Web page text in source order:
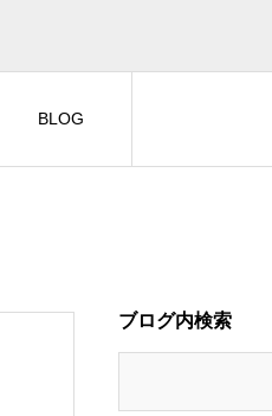
BLOG
ブログ内検索